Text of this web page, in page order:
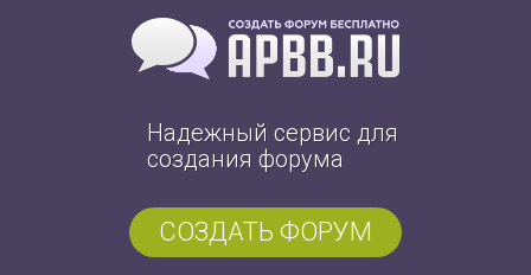
Надежный сервис для
создания форума
СОЗДАТЬ ФОРУМ